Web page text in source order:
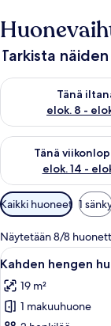
Tarkista
Tänä
elok. 8 -
Tarkista tämän illan
Tänä
elok. 14 -
Tarkista tämän
Huoneille
saatavilla
olevia
suodattimia
Kaikki huoneet 1
Näytetään 8/8
Avaa
kaikki
huonetyypin
Kahden
5
Kahden hengen
19 m²
1 makuuhuone